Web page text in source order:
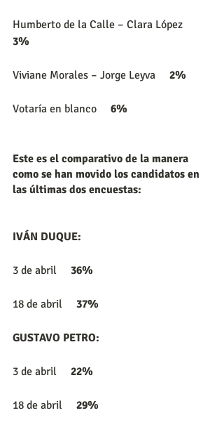
Humberto de la Calle – Clara López
3%
Viviane Morales – Jorge Leyva 2%
Votaría en blanco 6%
Este es el comparativo de la manera
como se han movido los candidatos en
las últimas dos encuestas:
IVÁN DUQUE:
3 de abril 36%
18 de abril 37%
GUSTAVO PETRO:
3 de abril 22%
18 de abril 29%